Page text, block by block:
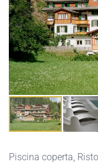
Piscina coperta,